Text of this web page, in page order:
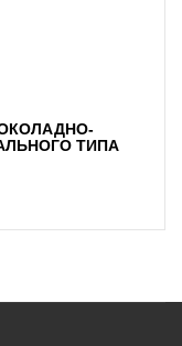
ТИПА